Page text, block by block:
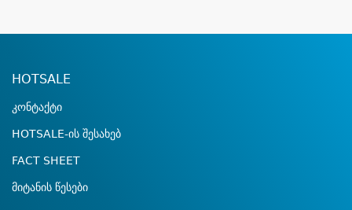
HOTSALE
კონტაქტი
HOTSALE-ის შესახებ
FACT SHEET
მიტანის წესები